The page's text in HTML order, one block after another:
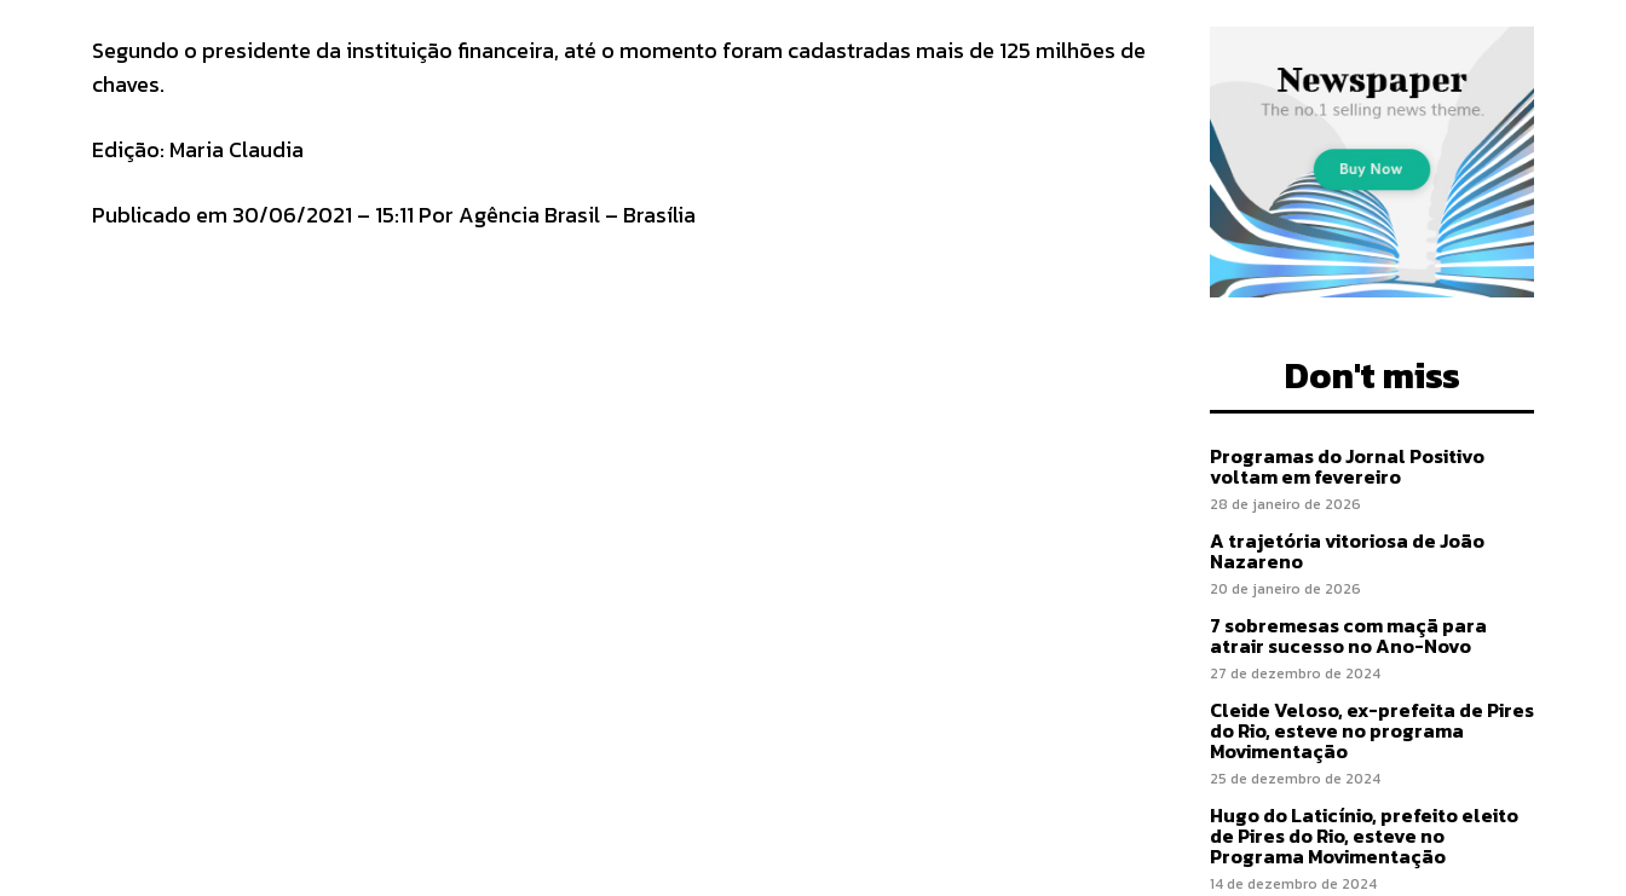
Segundo o presidente da instituição financeira, até o momento foram cadastradas mais de 125 milhões de
chaves.
Edição: Maria Claudia
Publicado em 30/06/2021 – 15:11 Por Agência Brasil – Brasília
Don't miss
Programas do Jornal Positivo
voltam em fevereiro
28 de janeiro de 2026
A trajetória vitoriosa de João
Nazareno
20 de janeiro de 2026
7 sobremesas com maçã para
atrair sucesso no Ano-Novo
27 de dezembro de 2024
Cleide Veloso, ex-prefeita de Pires
do Rio, esteve no programa
Movimentação
25 de dezembro de 2024
Hugo do Laticínio, prefeito eleito
de Pires do Rio, esteve no
Programa Movimentação
14 de dezembro de 2024